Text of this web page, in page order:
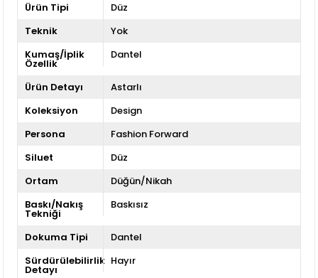
Ürün Tipi
Düz
Teknik
Yok
Kumaş/İplik
Özellik
Dantel
Ürün Detayı
Astarlı
Koleksiyon
Design
Persona
Fashion Forward
Siluet
Düz
Ortam
Düğün/Nikah
Baskı/Nakış
Tekniği
Baskısız
Dokuma Tipi
Dantel
Sürdürülebilirlik
Detayı
Hayır